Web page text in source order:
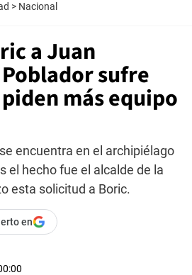
> Nacional
a Juan
sufre
más equipo
encuentra en el archipiélago
el hecho fue el alcalde de la
esta solicitud a Boric.
en